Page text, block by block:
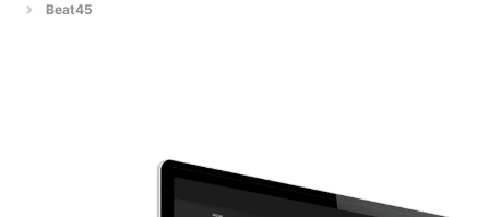
Beat45